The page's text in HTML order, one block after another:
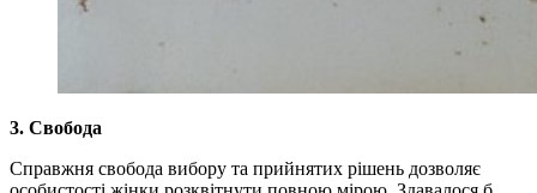
3. Свобода
Справжня свобода вибору та прийнятих рішень дозволяє